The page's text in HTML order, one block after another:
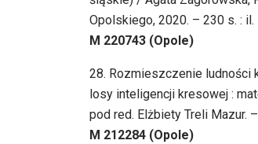
Opolskiego, 2020. – 230 s. :
M 220743 (Opole)
28. Rozmieszczenie ludności
losy inteligencji kresowej :
pod red. Elżbiety Treli Mazur.
M 212284 (Opole)